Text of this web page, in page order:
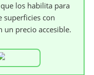
los habilita para
superficies con
un precio accesible.